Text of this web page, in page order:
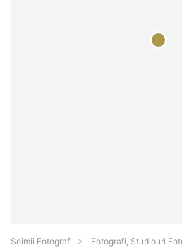
Șoimii Fotografi
Fotografi, Studiouri